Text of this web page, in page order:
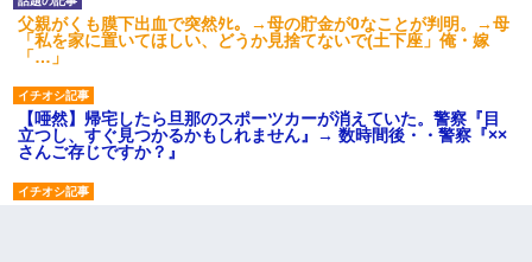
父親がくも膜下出血で突然ﾀﾋ。→母の貯金が0なことが判明。→母
「私を家に置いてほしい、どうか見捨てないで(土下座」俺・嫁
「…」
【唖然】帰宅したら旦那のスポーツカーが消えていた。警察『目
立つし、すぐ見つかるかもしれません』→ 数時間後・・警察『××
さんご存じですか？』